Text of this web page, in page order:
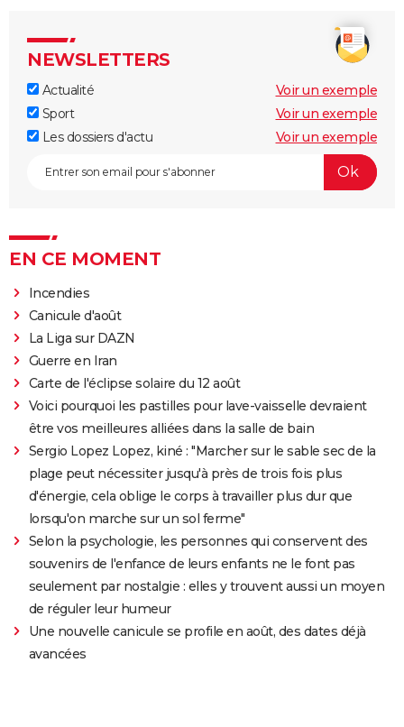
NEWSLETTERS
Actualité
Voir un exemple
Sport
Voir un exemple
Les dossiers d'actu
Voir un exemple
EN CE MOMENT
Incendies
Canicule d'août
La Liga sur DAZN
Guerre en Iran
Carte de l'éclipse solaire du 12 août
Voici pourquoi les pastilles pour lave-vaisselle devraient
être vos meilleures alliées dans la salle de bain
Sergio Lopez Lopez, kiné : "Marcher sur le sable sec de la
plage peut nécessiter jusqu'à près de trois fois plus
d'énergie, cela oblige le corps à travailler plus dur que
lorsqu'on marche sur un sol ferme"
Selon la psychologie, les personnes qui conservent des
souvenirs de l'enfance de leurs enfants ne le font pas
seulement par nostalgie : elles y trouvent aussi un moyen
de réguler leur humeur
Une nouvelle canicule se profile en août, des dates déjà
avancées